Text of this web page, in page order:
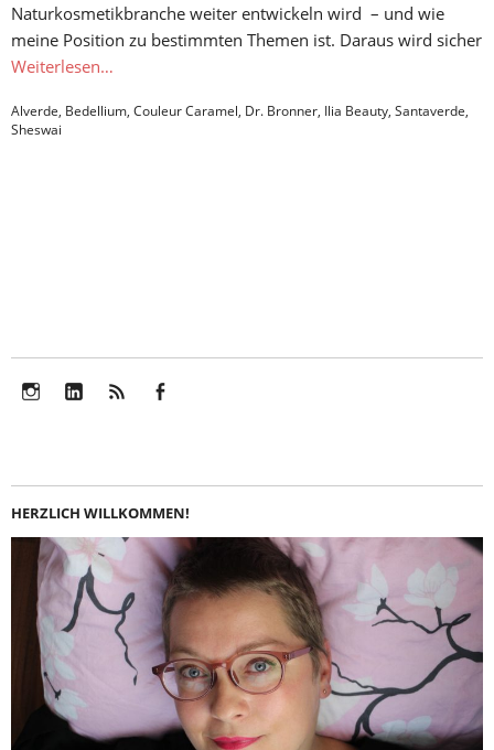
Naturkosmetikbranche weiter entwickeln wird – und wie
meine Position zu bestimmten Themen ist. Daraus wird sicher
Weiterlesen…
Alverde, Bedellium, Couleur Caramel, Dr. Bronner, Ilia Beauty, Santaverde,
Sheswai
HERZLICH WILLKOMMEN!